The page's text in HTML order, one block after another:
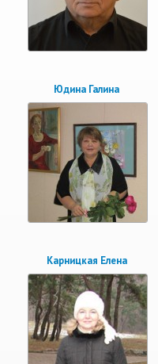
Юдина Галина
Карницкая Елена